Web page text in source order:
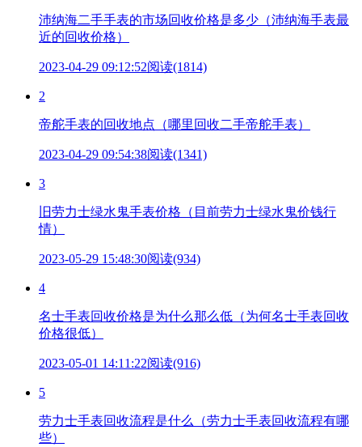
沛纳海二手手表的市场回收价格是多少（沛纳海手表最
近的回收价格）
2023-04-29 09:12:52阅读(1814)
2
帝舵手表的回收地点（哪里回收二手帝舵手表）
2023-04-29 09:54:38阅读(1341)
3
旧劳力士绿水鬼手表价格（目前劳力士绿水鬼价钱行
情）
2023-05-29 15:48:30阅读(934)
4
名士手表回收价格是为什么那么低（为何名士手表回收
价格很低）
2023-05-01 14:11:22阅读(916)
5
劳力士手表回收流程是什么（劳力士手表回收流程有哪
些）